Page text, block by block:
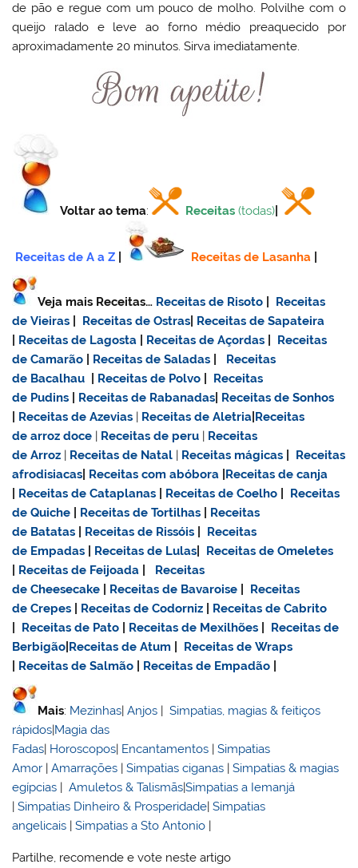
de pão e regue com um pouco de molho. Polvilhe com o
queijo ralado e leve ao forno médio preaquecido por
aproximadamente 20 minutos. Sirva imediatamente.
Voltar ao tema: Receitas (todas)
Receitas de A a Z Receitas de Lasanha
Veja mais Receitas… Receitas de Risoto
Receitas
de Vieiras
Receitas de Ostras Receitas de Sapateira
Receitas de Lagosta Receitas de Açordas
Receitas
de Camarão
Receitas de Saladas
Receitas
de Bacalhau
Receitas de Polvo
Receitas
de Pudins
Receitas de Rabanadas Receitas de Sonhos
Receitas de Azevias | Receitas de Aletria Receitas
dearroz doce | Receitas de peru | Receitas
de Arroz | Receitas de Natal | Receitas mágicas
Receitas
afrodisiacas Receitas com abóbora Receitas de canja
Receitas de Cataplanas Receitas de Coelho
Receitas
de Quiche
Receitas de Tortilhas
Receitas
de Batatas
Receitas de Rissóis
Receitas
de Empadas
Receitas de Lulas
Receitas de Omeletes
Receitas de Feijoada
Receitas
de Cheesecake
Receitas de Bavaroise
Receitas
de Crepes
Receitas de Codorniz
Receitas de Cabrito
Receitas de Pato Receitas de Mexilhões
Receitas de
Berbigão Receitas de Atum
Receitas de Wraps
Receitas de Salmão Receitas de Empadão
Mais: Mezinhas |Anjos |Simpatias, magias & feitiços
rápidos Magia das
Fadas Horoscopos Encantamentos |Simpatias
Amor |Amarrações |Simpatias ciganas |Simpatias & magias
egípcias |Amuletos & Talismãs|Simpatias a Iemanjá
|Simpatias Dinheiro & Prosperidade |Simpatias
angelicais |Simpatias a Sto Antonio
Partilhe, recomende e vote neste artigo